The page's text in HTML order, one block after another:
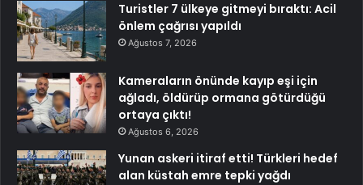
Turistler 7 ülkeye gitmeyi bıraktı: Acil
önlem çağrısı yapıldı
Ağustos 7, 2026
Kameraların önünde kayıp eşi için
ağladı, öldürüp ormana götürdüğü
ortaya çıktı!
Ağustos 6, 2026
Yunan askeri itiraf etti! Türkleri hedef
alan küstah emre tepki yağdı